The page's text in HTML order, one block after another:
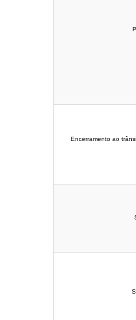
Encerramento ao